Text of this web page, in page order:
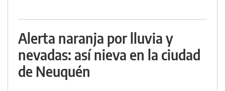
Alerta naranja por lluvia y
nevadas: así nieva en la ciudad
de Neuquén